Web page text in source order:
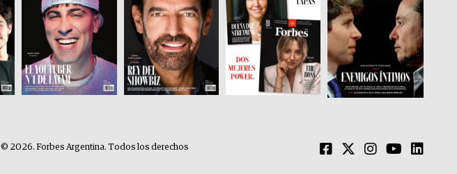
© 2026. Forbes Argentina. Todos los derechos